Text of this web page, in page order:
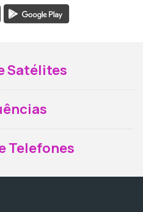
Satélites
Telefones